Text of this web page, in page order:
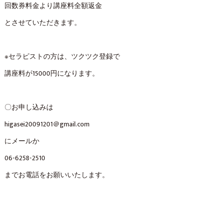
回数券料金より講座料全額返金
とさせていただきます。
※セラピストの方は、ツクツク登録で
講座料が15000円になります。
〇お申し込みは
higasei20091201＠gmail.com
にメールか
06-6258-2510
までお電話をお願いいたします。